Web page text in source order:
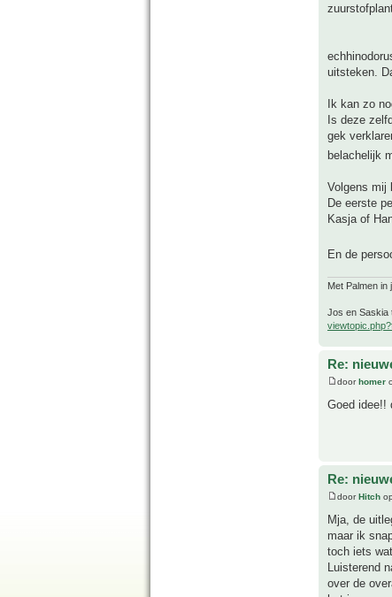
uitsteken.
Ik kan zo
Is deze
gek
belachelijk
Volgens mij
De eerste
Kasja of
En de
Met Palmen in
Jos en Saskia
Re:
doorhomer
Goed idee!!
Re:
doorHitch
Mja, de
maar ik
toch iets
Luisterend
over de